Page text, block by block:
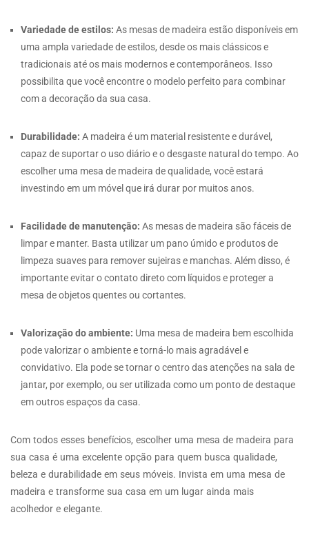
Variedade de estilos: As mesas de madeira estão disponíveis em
uma ampla variedade de estilos, desde os mais clássicos e
tradicionais até os mais modernos e contemporâneos. Isso
possibilita que você encontre o modelo perfeito para combinar
com a decoração da sua casa.
Durabilidade: A madeira é um material resistente e durável,
capaz de suportar o uso diário e o desgaste natural do tempo. Ao
escolher uma mesa de madeira de qualidade, você estará
investindo em um móvel que irá durar por muitos anos.
Facilidade de manutenção: As mesas de madeira são fáceis de
limpar e manter. Basta utilizar um pano úmido e produtos de
limpeza suaves para remover sujeiras e manchas. Além disso, é
importante evitar o contato direto com líquidos e proteger a
mesa de objetos quentes ou cortantes.
Valorização do ambiente: Uma mesa de madeira bem escolhida
pode valorizar o ambiente e torná-lo mais agradável e
convidativo. Ela pode se tornar o centro das atenções na sala de
jantar, por exemplo, ou ser utilizada como um ponto de destaque
em outros espaços da casa.
Com todos esses benefícios, escolher uma mesa de madeira para
sua casa é uma excelente opção para quem busca qualidade,
beleza e durabilidade em seus móveis. Invista em uma mesa de
madeira e transforme sua casa em um lugar ainda mais
acolhedor e elegante.